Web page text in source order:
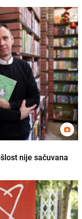
nije sačuvana